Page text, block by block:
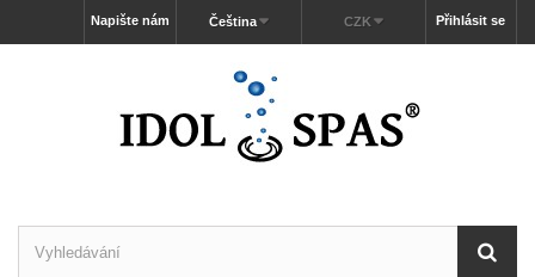
Přihlásit se
CZK
Čeština
Napište nám